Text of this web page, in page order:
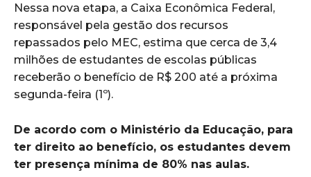
Nessa nova etapa, a Caixa Econômica Federal,
responsável pela gestão dos recursos
repassados pelo MEC, estima que cerca de 3,4
milhões de estudantes de escolas públicas
receberão o benefício de R$ 200 até a próxima
segunda-feira (1º).
De acordo com o Ministério da Educação, para
ter direito ao benefício, os estudantes devem
ter presença mínima de 80% nas aulas.